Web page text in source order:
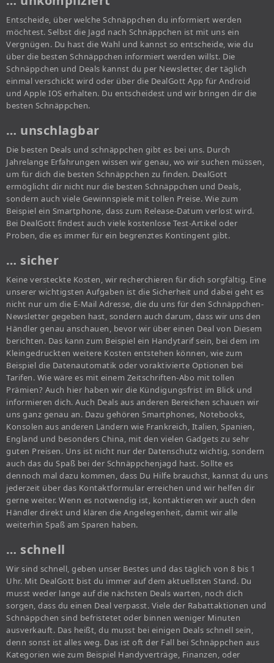
Entscheide, über welche Schnäppchen du informiert werden
möchtest. Selbst die Jagd nach Schnäppchen ist mit uns ein
Vergnügen. Du hast die Wahl und kannst so entscheide, wie du
über die besten Schnäppchen informiert werden willst. Die
Schnäppchen und Deals kannst du per Newsletter, der täglich
einmal verschickt wird oder über die DealGott App für Android
und Apple IOS erhalten. Du entscheidest und wir bringen dir die
besten Schnäppchen.
… unschlagbar
Die besten Deals und schnäppchen gibt es bei uns. Durch
Jahrelange Erfahrungen wissen wir genau, wo wir suchen müssen,
um für dich die besten Schnäppchen zu finden. DealGott
ermöglicht dir nicht nur die besten Schnäppchen und Deals,
sondern auch viele Gewinnspiele mit tollen Preise. Wie zum
Beispiel ein Smartphone, dass zum Release-Datum verlost wird.
Bei DealGott findest auch viele kostenlose Test-Artikel oder
Proben, die es immer für ein begrenztes Kontingent gibt.
… sicher
Keine versteckte Kosten, wir recherchieren für dich sorgfältig. Eine
unserer wichtigsten Aufgaben ist die Sicherheit und dabei geht es
nicht nur um die E-Mail Adresse, die du uns für den Schnäppchen-
Newsletter gegeben hast, sondern auch darum, dass wir uns den
Händler genau anschauen, bevor wir über einen Deal von Diesem
berichten. Das kann zum Beispiel ein Handytarif sein, bei dem im
Kleingedruckten weitere Kosten entstehen können, wie zum
Beispiel die Datenautomatik oder voraktivierte Optionen bei
Tarifen. Wie wäre es mit einem Zeitschriften-Abo mit tollen
Prämien? Auch hier haben wir die Kündigungsfrist im Blick und
informieren dich. Auch Deals aus anderen Bereichen schauen wir
uns ganz genau an. Dazu gehören Smartphones, Notebooks,
Konsolen aus anderen Ländern wie Frankreich, Italien, Spanien,
England und besonders China, mit den vielen Gadgets zu sehr
guten Preisen. Uns ist nicht nur der Datenschutz wichtig, sondern
auch das du Spaß bei der Schnäppchenjagd hast. Sollte es
dennoch mal dazu kommen, dass Du Hilfe brauchst, kannst du uns
jederzeit über das Kontaktformular erreichen und wir helfen dir
gerne weiter. Wenn es notwendig ist, kontaktieren wir auch den
Händler direkt und klären die Angelegenheit, damit wir alle
weiterhin Spaß am Sparen haben.
… schnell
Wir sind schnell, geben unser Bestes und das täglich von 8 bis 1
Uhr. Mit DealGott bist du immer auf dem aktuellsten Stand. Du
musst weder lange auf die nächsten Deals warten, noch dich
sorgen, dass du einen Deal verpasst. Viele der Rabattaktionen und
Schnäppchen sind befristetet oder binnen weniger Minuten
ausverkauft. Das heißt, du musst bei einigen Deals schnell sein,
denn sonst ist alles weg. Das ist oft der Fall bei Schnäppchen aus
Kategorien wie zum Beispiel Handyverträge, Finanzen, oder